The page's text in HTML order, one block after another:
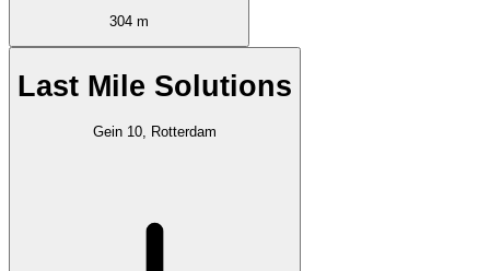
304 m
Last Mile Solutions
Gein 10, Rotterdam